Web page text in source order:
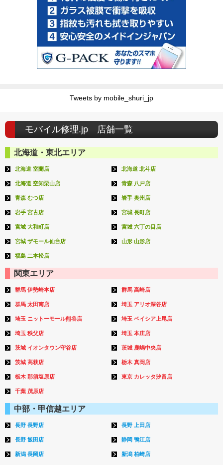
Tweets by mobile_shuri_jp
モバイル修理.jp 店舗一覧
北海道・東北エリア
北海道 室蘭店 北海道 北斗店
北海道 空知栗山店 青森 八戸店
青森 むつ店 岩手 奥州店
岩手 宮古店 宮城 長町店
宮城 大和町店 宮城 六丁の目店
宮城 ザモール仙台店 山形 山形店
福島 二本松店
関東エリア
群馬 伊勢崎本店 群馬 高崎店
群馬 太田南店 埼玉 アリオ深谷店
埼玉 ニットーモール熊谷店 埼玉 ベイシア上尾店
埼玉 秩父店 埼玉 本庄店
茨城 イオンタウン守谷店 茨城 鹿嶋中央店
茨城 高萩店 栃木 真岡店
栃木 那須塩原店 東京 カレッタ汐留店
千葉 茂原店
中部・甲信越エリア
長野 長野店 長野 上田店
長野 飯田店 静岡 鴨江店
新潟 長岡店 新潟 柏崎店